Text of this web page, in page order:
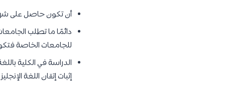
أن تكون حاصل على
دائمًا ما تطلب
للجامعات الخاصة
الدراسة في الكلية
إثبات إتقان اللغة